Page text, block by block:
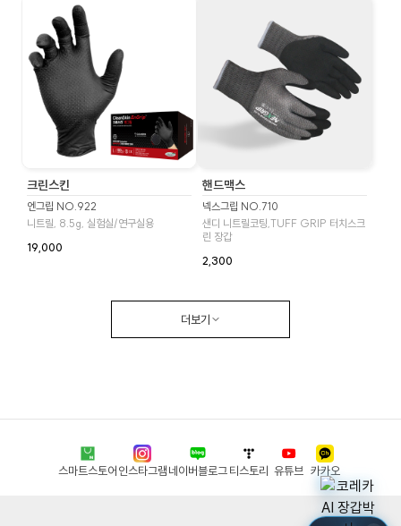
크린스킨
엔그립 NO.922
니트릴, 8.5g, 실험실/연구실용
19,000
핸드맥스
넥스그립 NO.710
샌디 니트릴코팅,TUFF GRIP 터치스크
린 장갑
2,300
더보기
스마트스토어인스타그램네이버블로그티스토리 유튜브 카카오